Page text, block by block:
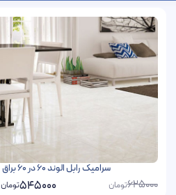
سرامیک رابل الوند 60 در 60 براق
625000تومان 545000تومان